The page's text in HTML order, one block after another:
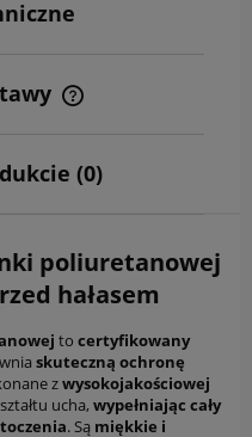
kosztów płatności
(0)
poliuretanowej
hałasem
to certyfikowany
skuteczną ochronę
zwysokojakościowej
ucha, wypełniając cały
. Są miękkie i